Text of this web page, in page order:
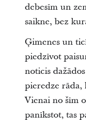
debesīm un
saikne, bez
Ģimenes un
piedzīvot
noticis
pieredze rāda,
Vienai no šīm
panīkstot, tas